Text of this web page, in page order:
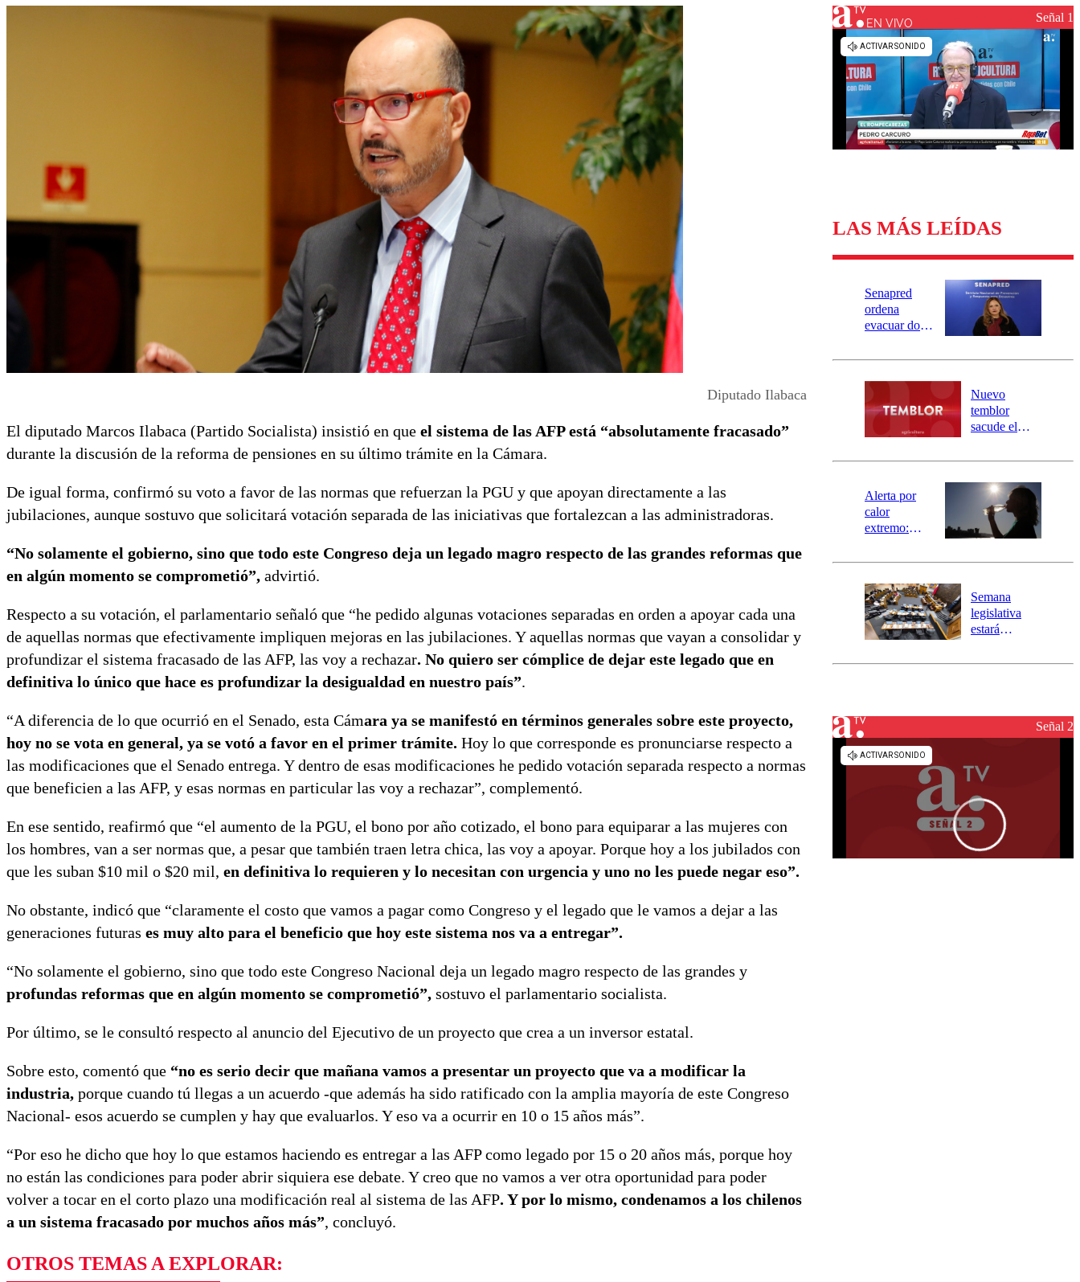
Universidad de Chile
Sustentabilidad
Diputado Ilabaca
El diputado Marcos Ilabaca (Partido Socialista) insistió en que el sistema de las AFP está “absolutamente fracasado”
durante la discusión de la reforma de pensiones en su último trámite en la Cámara.
De igual forma, confirmó su voto a favor de las normas que refuerzan la PGU y que apoyan directamente a las
jubilaciones, aunque sostuvo que solicitará votación separada de las iniciativas que fortalezcan a las administradoras.
“No solamente el gobierno, sino que todo este Congreso deja un legado magro respecto de las grandes reformas que
en algún momento se comprometió”, advirtió.
Respecto a su votación, el parlamentario señaló que “he pedido algunas votaciones separadas en orden a apoyar cada una
de aquellas normas que efectivamente impliquen mejoras en las jubilaciones. Y aquellas normas que vayan a consolidar y
profundizar el sistema fracasado de las AFP, las voy a rechazar. No quiero ser cómplice de dejar este legado que en
definitiva lo único que hace es profundizar la desigualdad en nuestro país”.
“A diferencia de lo que ocurrió en el Senado, esta Cámara ya se manifestó en términos generales sobre este proyecto,
hoy no se vota en general, ya se votó a favor en el primer trámite. Hoy lo que corresponde es pronunciarse respecto a
las modificaciones que el Senado entrega. Y dentro de esas modificaciones he pedido votación separada respecto a normas
que beneficien a las AFP, y esas normas en particular las voy a rechazar”, complementó.
En ese sentido, reafirmó que “el aumento de la PGU, el bono por año cotizado, el bono para equiparar a las mujeres con
los hombres, van a ser normas que, a pesar que también traen letra chica, las voy a apoyar. Porque hoy a los jubilados con
que les suban $10 mil o $20 mil, en definitiva lo requieren y lo necesitan con urgencia y uno no les puede negar eso”.
No obstante, indicó que “claramente el costo que vamos a pagar como Congreso y el legado que le vamos a dejar a las
generaciones futuras es muy alto para el beneficio que hoy este sistema nos va a entregar”.
“No solamente el gobierno, sino que todo este Congreso Nacional deja un legado magro respecto de las grandes y
profundas reformas que en algún momento se comprometió”, sostuvo el parlamentario socialista.
Por último, se le consultó respecto al anuncio del Ejecutivo de un proyecto que crea a un inversor estatal.
Sobre esto, comentó que “no es serio decir que mañana vamos a presentar un proyecto que va a modificar la
industria, porque cuando tú llegas a un acuerdo -que además ha sido ratificado con la amplia mayoría de este Congreso
Nacional- esos acuerdo se cumplen y hay que evaluarlos. Y eso va a ocurrir en 10 o 15 años más”.
“Por eso he dicho que hoy lo que estamos haciendo es entregar a las AFP como legado por 15 o 20 años más, porque hoy
no están las condiciones para poder abrir siquiera ese debate. Y creo que no vamos a ver otra oportunidad para poder
volver a tocar en el corto plazo una modificación real al sistema de las AFP. Y por lo mismo, condenamos a los chilenos
a un sistema fracasado por muchos años más”, concluyó.
OTROS TEMAS A EXPLORAR:
EN VIVO Señal 1
LAS MÁS LEÍDAS
Senapred
ordena
evacuar dos
Carahue por
río Damas:
activa
mensajería
SAE
Nuevo
temblor
sacude el
revisa la
epicentro
Alerta por
calor
extremo:
activa Alerta
Preventiva en
tres comunas
Semana
legislativa
estará
el fin de la
reconstrucciónSeñal 2